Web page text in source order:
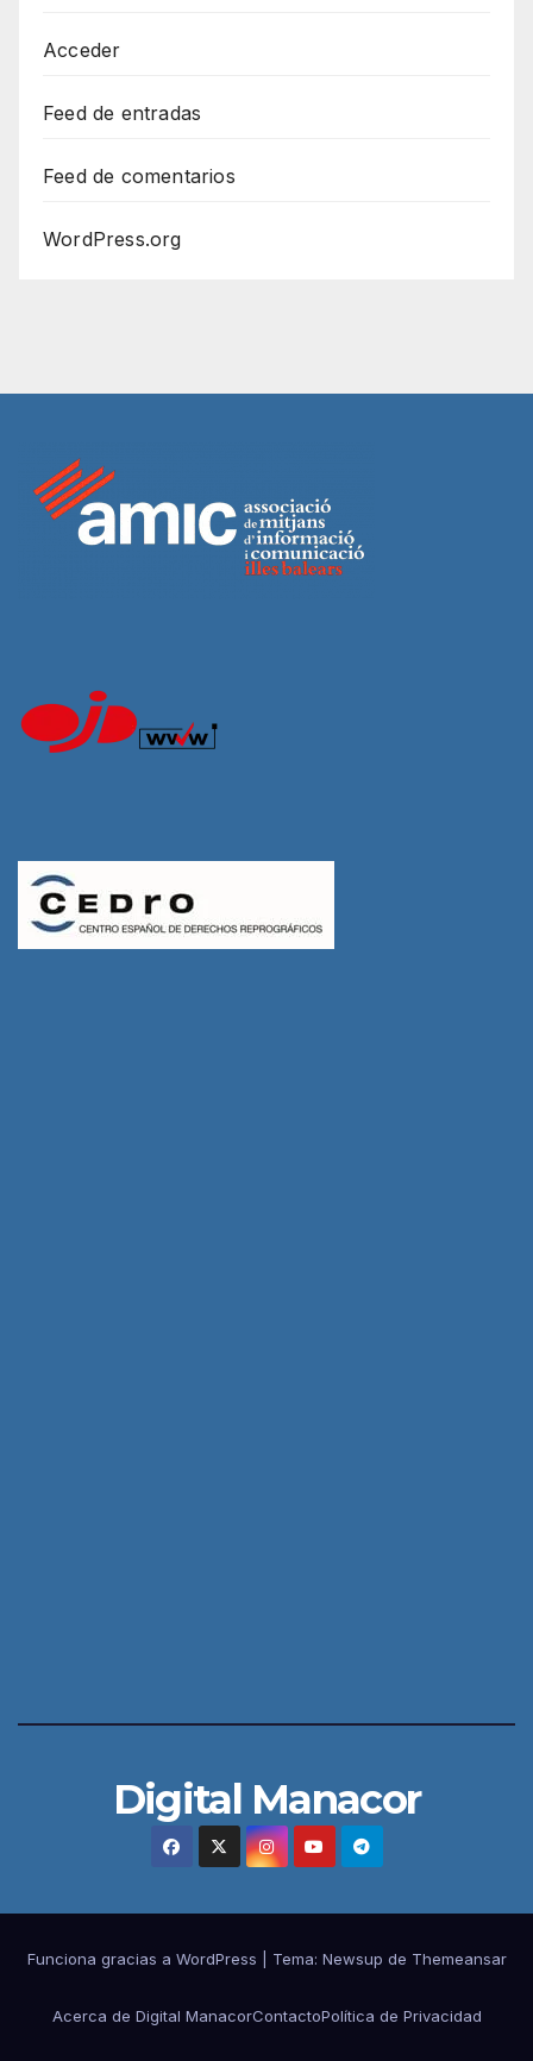
Acceder
Feed de entradas
Feed de comentarios
WordPress.org
Digital Manacor
Funciona gracias a WordPress Tema: Newsup de Themeansar
Acerca de Digital ManacorContactoPolítica de Privacidad